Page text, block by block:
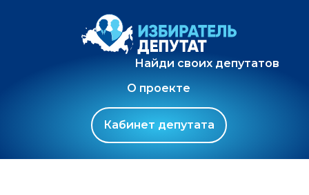
Найди своих депутатов
О проекте
Кабинет депутата